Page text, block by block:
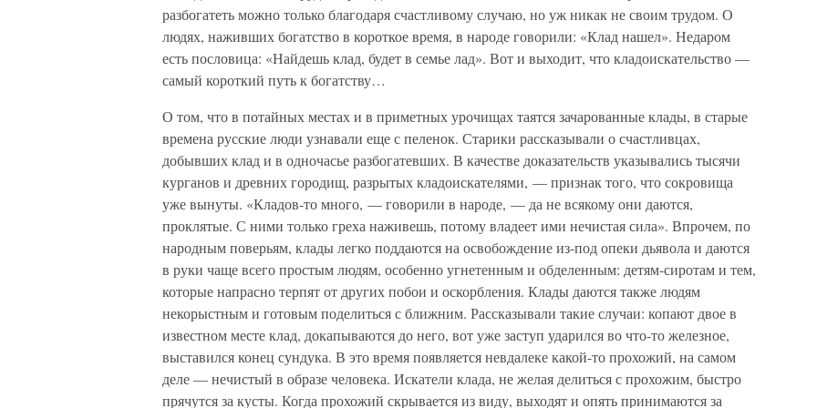
разбогатеть можно только благодаря счастливому случаю, но уж никак не своим трудом. О
людях, наживших богатство в короткое время, в народе говорили: «Клад нашел». Недаром
есть пословица: «Найдешь клад, будет в семье лад». Вот и выходит, что кладоискательство —
самый короткий путь к богатству…
О том, что в потайных местах и в приметных урочищах таятся зачарованные клады, в старые
времена русские люди узнавали еще с пеленок. Старики рассказывали о счастливцах,
добывших клад и в одночасье разбогатевших. В качестве доказательств указывались тысячи
курганов и древних городищ, разрытых кладоискателями, — признак того, что сокровища
уже вынуты. «Кладов-то много, — говорили в народе, — да не всякому они даются,
проклятые. С ними только греха наживешь, потому владеет ими нечистая сила». Впрочем, по
народным поверьям, клады легко поддаются на освобождение из-под опеки дьявола и даются
в руки чаще всего простым людям, особенно угнетенным и обделенным: детям-сиротам и тем,
которые напрасно терпят от других побои и оскорбления. Клады даются также людям
некорыстным и готовым поделиться с ближним. Рассказывали такие случаи: копают двое в
известном месте клад, докапываются до него, вот уже заступ ударился во что-то железное,
выставился конец сундука. В это время появляется невдалеке какой-то прохожий, на самом
деле — нечистый в образе человека. Искатели клада, не желая делиться с прохожим, быстро
прячутся за кусты. Когда прохожий скрывается из виду, выходят и опять принимаются за